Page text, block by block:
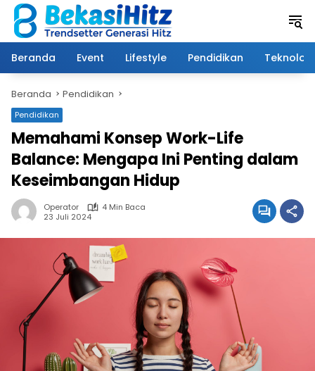
Langsung
konten
Beranda
Event Lifestyle Pendidikan Teknologi
Beranda Pendidikan
Pendidikan
Memahami Konsep Work-Life
Balance: Mengapa Ini Penting dalam
Keseimbangan Hidup
Operator
4 Min Baca
23 Juli 2024